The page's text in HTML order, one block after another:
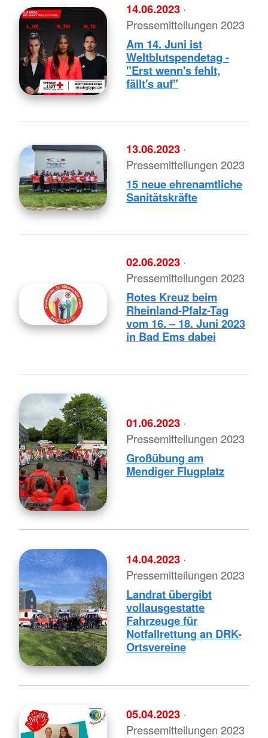
14.06.2023 ·
Pressemitteilungen 2023
Am 14. Juni ist
Weltblutspendetag -
"Erst wenn's fehlt,
fällt's auf"
13.06.2023 ·
Pressemitteilungen 2023
15 neue ehrenamtliche
Sanitätskräfte
02.06.2023 ·
Pressemitteilungen 2023
Rotes Kreuz beim
Rheinland-Pfalz-Tag
vom 16. – 18. Juni 2023
in Bad Ems dabei
01.06.2023 ·
Pressemitteilungen 2023
Großübung am
Mendiger Flugplatz
14.04.2023 ·
Pressemitteilungen 2023
Landrat übergibt
vollausgestatte
Fahrzeuge für
Notfallrettung an DRK-
Ortsvereine
05.04.2023 ·
Pressemitteilungen 2023